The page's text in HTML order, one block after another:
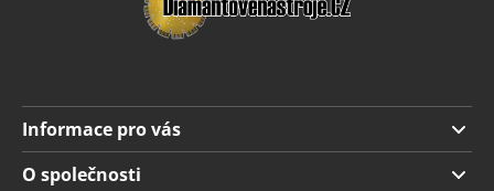
Informace pro vás
Doprava a platba
O společnosti